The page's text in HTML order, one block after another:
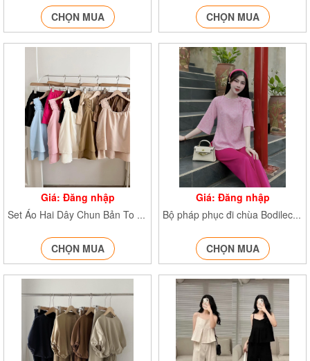
CHỌN MUA CHỌN MUA
Giá: Đăng nhập
Set Áo Hai Dây Chun Bản To Set8510
CHỌN MUA
Giá: Đăng nhập
Bộ pháp phục đi chùa BodilechuaPP21
CHỌN MUA